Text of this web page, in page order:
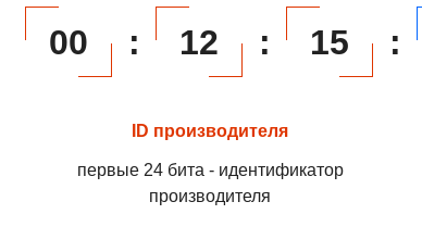
00 : 12 : 15 :
ID производителя
первые 24 бита - идентификатор
производителя